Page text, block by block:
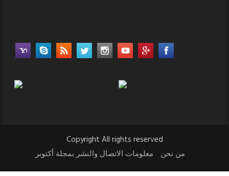
Copyright All rights reserved
من نحن
معلومات الاتصال والنشر بمجلة أكتوبر